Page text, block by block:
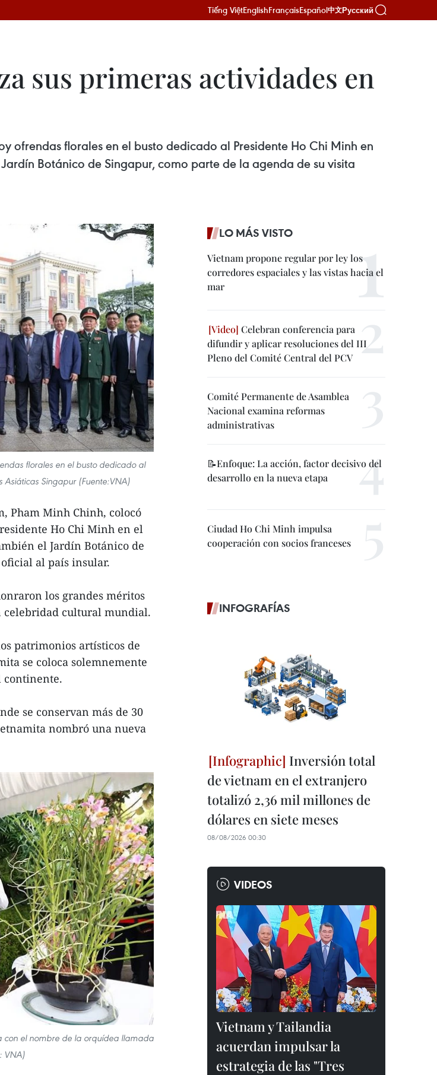
Tiếng ViệtEnglishFrançaisEspañol中文Русский
sus primeras actividades en
ofrendas florales en el busto dedicado al Presidente Ho Chi Minh en
Botánico de Singapur, como parte de la agenda de su visita
florales en el busto dedicado al
Asiáticas Singapur (Fuente:VNA)
Pham Minh Chinh, colocó
Ho Chi Minh en el
el Jardín Botánico de
al país insular.
los grandes méritos
celebridad cultural mundial.
patrimonios artísticos de
se coloca solemnemente
continente.
se conservan más de 30
nombró una nueva
con el nombre de la orquídea llamada
VNA)
LO MÁS VISTO
Vietnam propone regular por ley los
corredores espaciales y las vistas hacia el
mar
Celebran conferencia para
difundir y aplicar resoluciones del III
Pleno del Comité Central del PCV
Comité Permanente de Asamblea
Nacional examina reformas
administrativas
📝Enfoque: La acción, factor decisivo del
desarrollo en la nueva etapa
Ciudad Ho Chi Minh impulsa
cooperación con socios franceses
INFOGRAFÍAS
Inversión total
de vietnam en el extranjero
totalizó 2,36 mil millones de
dólares en siete meses
08/08/2026 00:30
VIDEOS
Vietnam y Tailandia
acuerdan impulsar la
estrategia de las "Tres